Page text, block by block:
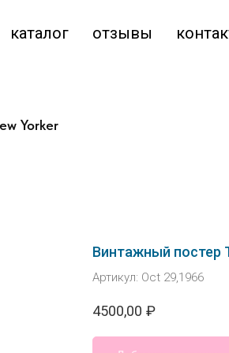
каталог отзывы
Yorker
Винтажный постер
Артикул: Oct 29,1966
4500,00 ₽